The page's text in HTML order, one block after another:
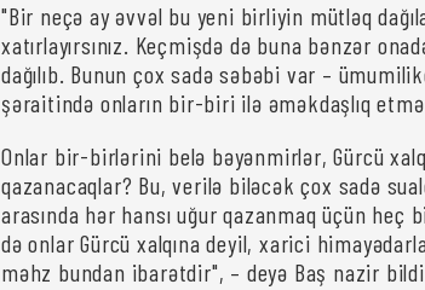
"Bir neçə ay əvvəl bu yeni birliyin mütləq
xatırlayırsınız. Keçmişdə də buna bənzər
dağılıb. Bunun çox sadə səbəbi var –
şəraitində onların bir-biri ilə əməkdaşlıq
Onlar bir-birlərini belə bəyənmirlər, Gürcü
qazanacaqlar? Bu, verilə biləcək çox sadə
arasında hər hansı uğur qazanmaq üçün heç
də onlar Gürcü xalqına deyil, xarici
məhz bundan ibarətdir", – deyə Baş nazir